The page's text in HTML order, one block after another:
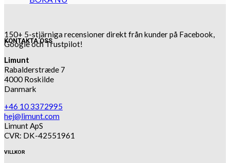
150+ 5-stjärniga recensioner direkt från kunder på Facebook,
Google och Trustpilot!
KONTAKTA OSS
Limunt
Rabalderstræde 7
4000 Roskilde
Danmark
+46 10 3372995
hej@limunt.com
Limunt ApS
CVR: DK-42551961
VILLKOR